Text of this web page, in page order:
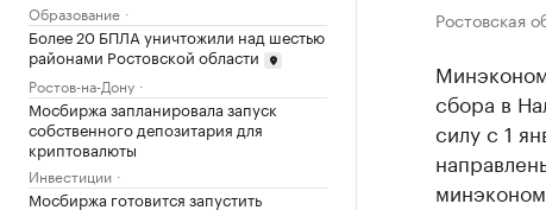
Образование
Более 20 БПЛА уничтожили над шестью
районами Ростовской области
Ростов-на-Дону
Мосбиржа запланировала запуск
собственного депозитария для
криптовалюты
Инвестиции
Мосбиржа готовится запустить
Ростовская
сбора в
силу с 1